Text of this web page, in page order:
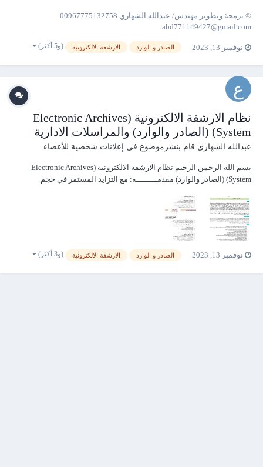
© برمجة وتطوير مهندس/ عبدالله الشهاري 00967775132758
abd771149427@gmail.com
نوفمبر 13, 2023 الصادر و الوارد الارشفة الالكترونية (و5 أكثر)
نظام الارشفة الالكترونية (Electronic Archives
System) (الصادر والوارد) والمراسلات الادارية
عبدالله الشهاري قام بنشرموضوع في إعلانات شخصية للأعضاء
بسم الله الرحمن الرحيم نظام الارشفة الالكترونية (Electronic Archives
System) (الصادر والوارد) مقدمـــــــــة: مع التزايد المستمر في حجم
مستنداتها بطريقة آلية توفر كثيرا من الجهد والوقت والمال وتضمن الحفاظ
عليها وسرعة البحث عن ال...
نوفمبر 13, 2023 الصادر و الوارد الارشفة الالكترونية (و3 أكثر)